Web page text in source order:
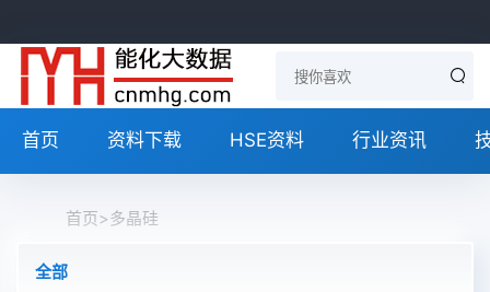
首页 资料下载 HSE资料 行业资讯
首页>多晶硅
全部